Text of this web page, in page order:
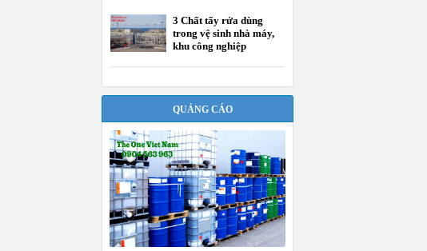
3 Chất tẩy rửa dùng
trong vệ sinh nhà máy,
khu công nghiệp
QUẢNG CÁO